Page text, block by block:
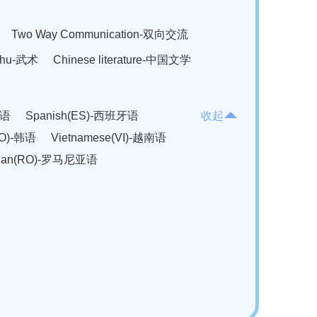
Two Way Communication-双向交流
武术 Chinese literature-中国文学
Spanish(ES)-西班牙语
韩语
Vietnamese(VI)-越南语
罗马尼亚语
收起